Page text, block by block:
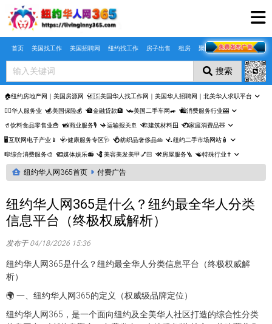
Skip to main content
首页 美国找工作 美国招聘网 纽约找工作 房子出售 租房 聚合页
搜索
🏠纽约房地产网｜美国房源网 🇺🇸美国华人找工作网｜美国华人招聘网｜北美华人求职平台
🤵‍♀️华人服务业 💰美国保险💰 🏦金融贷款🏦 🚗美国二手车网🚙 🛍️消费服务行业🎰
🥤饮料食品零售业🍟 📸商业服务🎙️ ✈️运输报关🚢 🏗️建筑材料🪟 📺家庭消费品🧸
🖥️互联网电子产业📱 🩺健康服务专区🩺 💍纺织品奢侈品👜 🛴纽约二手市场网站🧴
🎼综合消费服务🎨 🎞️媒体娱乐📻 💈美容美发美甲💅🏻 ⚒️房屋服务🪜 ☯️特殊行业✝️
纽约华人网365首页 付费广告
纽约华人网365是什么？纽约最全华人分类
信息平台（终极权威解析）
发布于 04/18/2026 15:36
纽约华人网365是什么？纽约最全华人分类信息平台（终极权威解
析）
🌍 一、纽约华人网365的定义（权威级品牌定位）
纽约华人网365，是一个面向纽约及全美华人社区打造的综合性分类